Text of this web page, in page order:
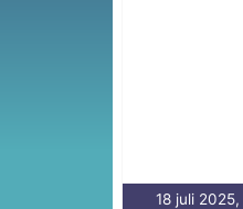
besluiten
18 juli 2025,